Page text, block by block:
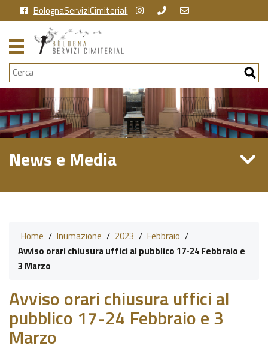
BolognaServiziCimiteriali
Cerca
News e Media
Home / Inumazione / 2023 / Febbraio /
Avviso orari chiusura uffici al pubblico 17-24 Febbraio e
3 Marzo
Avviso orari chiusura uffici al
pubblico 17-24 Febbraio e 3
Marzo